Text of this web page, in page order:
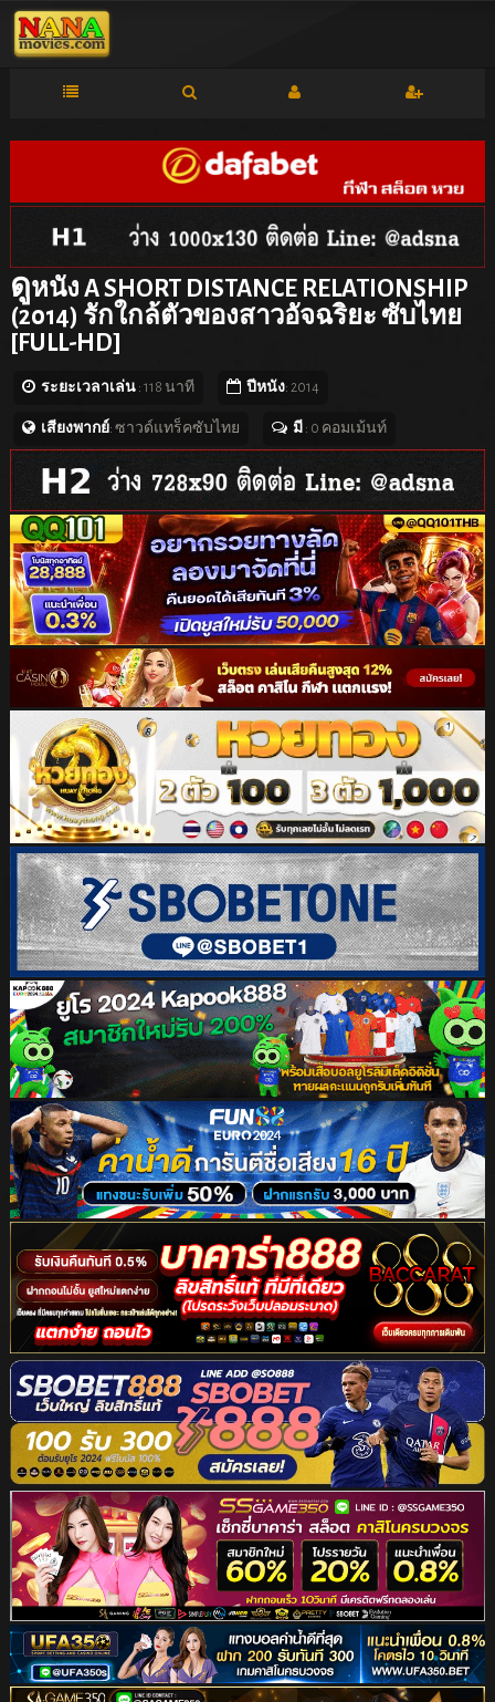
ดูหนัง A SHORT DISTANCE RELATIONSHIP
(2014) รักใกล้ตัวของสาวอัจฉริยะ ซับไทย
[FULL-HD]
ระยะเวลาเล่น: 118 นาที ปีหนัง: 2014
เสียงพากย์: ซาวด์แทร็คซับไทย มี : 0 คอมเม้นท์